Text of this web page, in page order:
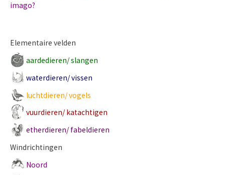
imago?
Elementaire velden
aardedieren/ slangen
waterdieren/ vissen
luchtdieren/ vogels
vuurdieren/ katachtigen
etherdieren/ fabeldieren
Windrichtingen
Noord